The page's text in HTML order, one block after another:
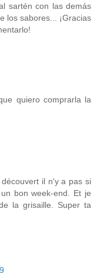
sartén con las demás
los sabores... ¡Gracias
quiero comprarla la
il n'y a pas si
bon week-end. Et je
la grisaille. Super ta